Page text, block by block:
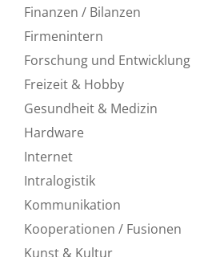
Finanzen / Bilanzen
Firmenintern
Forschung und Entwicklung
Freizeit & Hobby
Gesundheit & Medizin
Hardware
Internet
Intralogistik
Kommunikation
Kooperationen / Fusionen
Kunst & Kultur